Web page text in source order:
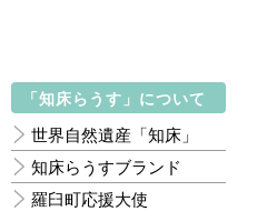
「知床らうす」について
世界自然遺産「知床」
知床らうすブランド
羅臼町応援大使